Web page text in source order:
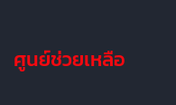
ศูนย์ช่วยเหลือ